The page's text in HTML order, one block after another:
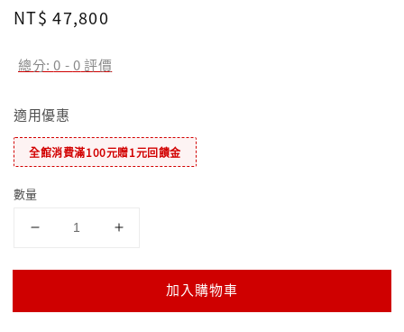
Regular
NT$ 47,800
總分:0 -0評價
適用優惠
全館消費滿100元贈1元回饋金
數量
加入購物車